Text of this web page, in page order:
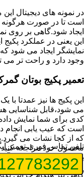
در نمونه های دیجیتال
است تا در صورت هرگونه
ایجاد شود.گاهی بر روی
این یعنی در عملکرد
نمایشگر ایجاد می شود
وجود دارد و راحت تر می
تعمیر پکیج بوتان
این پکیج ها نیز عمدتا
می شود،قابل شناسایی
کدی برای شما نمایش داده
است که عیب یابی انجام
که از کجا نشات می
محصول خود مراجعه کنید
برای پکیج پیش بیاید در
گاهی نیز هنگام خرابی
تلفن تماس فوریتعمیر